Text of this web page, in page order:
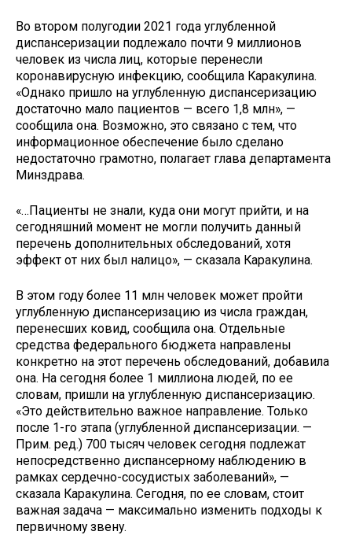
Во втором полугодии 2021 года углубленной
диспансеризации подлежало почти 9 миллионов
человек из числа лиц, которые перенесли
коронавирусную инфекцию, сообщила Каракулина.
«Однако пришло на углубленную диспансеризацию
достаточно мало пациентов — всего 1,8 млн», —
сообщила она. Возможно, это связано с тем, что
информационное обеспечение было сделано
недостаточно грамотно, полагает глава департамента
Минздрава.
«…Пациенты не знали, куда они могут прийти, и на
сегодняшний момент не могли получить данный
перечень дополнительных обследований, хотя
эффект от них был налицо», — сказала Каракулина.
В этом году более 11 млн человек может пройти
углубленную диспансеризацию из числа граждан,
перенесших ковид, сообщила она. Отдельные
средства федерального бюджета направлены
конкретно на этот перечень обследований, добавила
она. На сегодня более 1 миллиона людей, по ее
словам, пришли на углубленную диспансеризацию.
«Это действительно важное направление. Только
после 1-го этапа (углубленной диспансеризации. —
Прим. ред.) 700 тысяч человек сегодня подлежат
непосредственно диспансерному наблюдению в
рамках сердечно-сосудистых заболеваний», —
сказала Каракулина. Сегодня, по ее словам, стоит
важная задача — максимально изменить подходы к
первичному звену.